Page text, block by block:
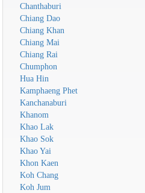
Chanthaburi
Chiang Dao
Chiang Khan
Chiang Mai
Chiang Rai
Chumphon
Hua Hin
Kamphaeng Phet
Kanchanaburi
Khanom
Khao Lak
Khao Sok
Khao Yai
Khon Kaen
Koh Chang
Koh Jum